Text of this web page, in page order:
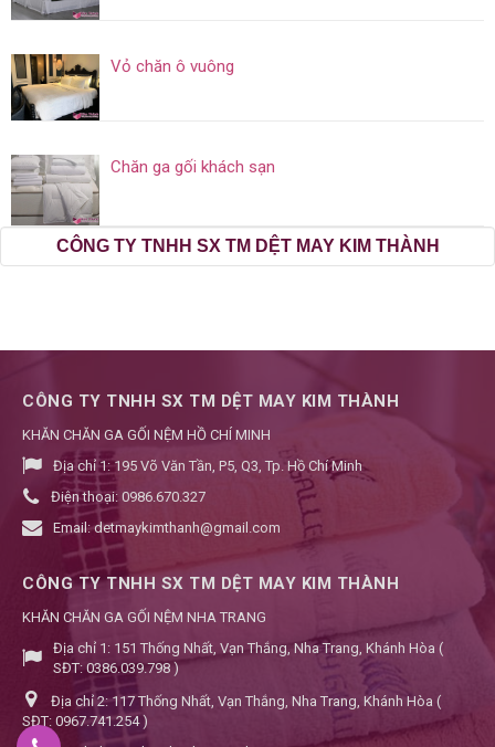
Vỏ chăn ô vuông
Chăn ga gối khách sạn
CÔNG TY TNHH SX TM DỆT MAY KIM THÀNH
CÔNG TY TNHH SX TM DỆT MAY KIM THÀNH
KHĂN CHĂN GA GỐI NỆM HỒ CHÍ MINH
Địa chỉ 1:195 Võ Văn Tần, P5, Q3, Tp. Hồ Chí Minh
Điện thoại: 0986.670.327
Email:detmaykimthanh@gmail.com
CÔNG TY TNHH SX TM DỆT MAY KIM THÀNH
KHĂN CHĂN GA GỐI NỆM NHA TRANG
Địa chỉ 1: 151 Thống Nhất, Vạn Thắng, Nha Trang, Khánh Hòa (
SĐT: 0386.039.798 )
Địa chỉ 2:117 Thống Nhất, Vạn Thắng, Nha Trang, Khánh Hòa (
SĐT: 0967.741.254 )